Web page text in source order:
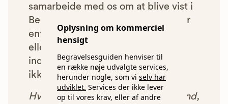
Oplysning om kommerciel
hensigt
Begravelsesguiden henviser til
en række nøje udvalgte services,
herunder nogle, som vi selv har
udviklet. Services der ikke lever
op til vores krav, eller af andre
samarbejde med os om at blive vist i
Begravelsesguiden. Bedemænd der
enten ikke lever op til vores krav,
eller som af andre årsager ikke har
indgået et samarbejde med os, vil
ikke blive vist i vores anbefalinger.
Hver gang du benytter en bedemand,